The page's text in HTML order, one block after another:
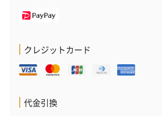
クレジットカード
代金引換